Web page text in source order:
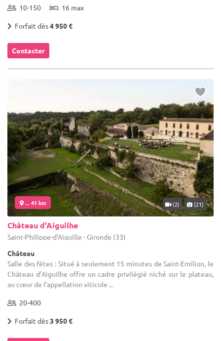
10-150 16 max
Forfait dès4 950 €
Contacter
... 41 km (2) (21)
Château d'Aiguilhe
Saint-Philippe-d'Aiguille - Gironde (33)
Château
Salle des fêtes : Situé à seulement 15 minutes de Saint-Emilion, le
Château d’Aiguilhe offre un cadre privilégié niché sur le plateau,
au cœur de l’appellation viticole ...
20-400
Forfait dès3 950 €